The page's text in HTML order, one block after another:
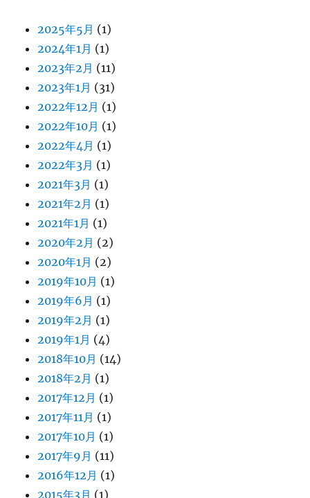
2025年5月 (1)
2024年1月 (1)
2023年2月 (11)
2023年1月 (31)
2022年12月 (1)
2022年10月 (1)
2022年4月 (1)
2022年3月 (1)
2021年3月 (1)
2021年2月 (1)
2021年1月 (1)
2020年2月 (2)
2020年1月 (2)
2019年10月 (1)
2019年6月 (1)
2019年2月 (1)
2019年1月 (4)
2018年10月 (14)
2018年2月 (1)
2017年12月 (1)
2017年11月 (1)
2017年10月 (1)
2017年9月 (11)
2016年12月 (1)
2015年3月 (1)